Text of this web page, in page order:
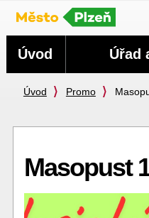
Úvod Promo
Masopust
Navigace
Úvod Úřad